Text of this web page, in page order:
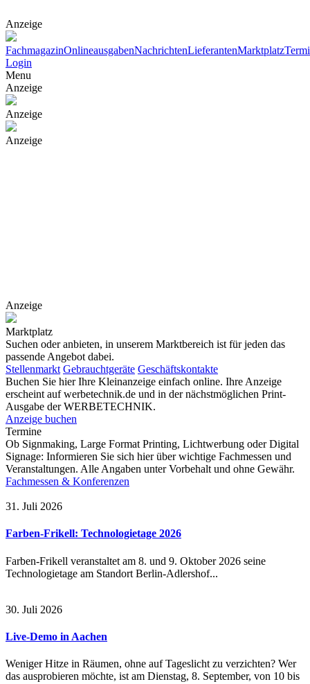
Anzeige
FachmagazinOnlineausgabenNachrichtenLieferantenMarktplatz
Login
Menu
Anzeige
Anzeige
Anzeige
Anzeige
Marktplatz
Suchen oder anbieten, in unserem Marktbereich ist für jeden das
passende Angebot dabei.
Stellenmarkt Gebrauchtgeräte Geschäftskontakte
Buchen Sie hier Ihre Kleinanzeige einfach online. Ihre Anzeige
erscheint auf werbetechnik.de und in der nächstmöglichen Print-
Ausgabe der WERBETECHNIK.
Anzeige buchen
Termine
Ob Signmaking, Large Format Printing, Lichtwerbung oder Digital
Signage: Informieren Sie sich hier über wichtige Fachmessen und
Veranstaltungen. Alle Angaben unter Vorbehalt und ohne Gewähr.
Fachmessen & Konferenzen
31. Juli 2026
Farben-Frikell: Technologietage 2026
Farben-Frikell veranstaltet am 8. und 9. Oktober 2026 seine
Technologietage am Standort Berlin-Adlershof...
30. Juli 2026
Live-Demo in Aachen
Weniger Hitze in Räumen, ohne auf Tageslicht zu verzichten? Wer
das ausprobieren möchte, ist am Dienstag, 8. September, von 10 bis